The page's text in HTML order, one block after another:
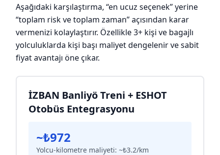
Aşağıdaki karşılaştırma, “en ucuz seçenek” yerine
“toplam risk ve toplam zaman” açısından karar
vermenizi kolaylaştırır. Özellikle 3+ kişi ve bagajlı
yolculuklarda kişi başı maliyet dengelenir ve sabit
fiyat avantajı öne çıkar.
İZBAN Banliyö Treni + ESHOT
Otobüs Entegrasyonu
~₺972
Yolcu-kilometre maliyeti: ~₺3.2/km